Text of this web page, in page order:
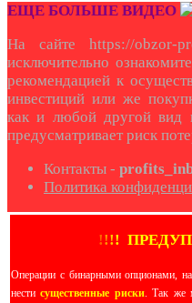
ЕЩЕ БОЛЬШЕ ВИДЕО
На сайте https://obzor-
исключительно
рекомендацией к
инвестиций или же
как и любой другой вид
предусматривает риск
Контакты -
Политика
!!!!
Операции с бинарными опционами,
нестисущественные риски. Так же